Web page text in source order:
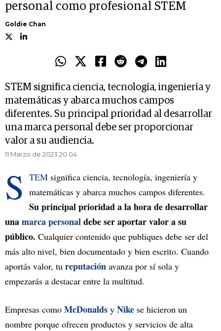
personal como profesional STEM
Goldie Chan
STEM significa ciencia, tecnología, ingeniería y
matemáticas y abarca muchos campos
diferentes. Su principal prioridad al desarrollar
una marca personal debe ser proporcionar
valor a su audiencia.
11 Marzo de 2023 20.04
S TEM significa ciencia, tecnología, ingeniería y
matemáticas y abarca muchos campos diferentes.
Su principal prioridad a la hora de desarrollar
unamarca personaldebe ser aportar valor a su
público. Cualquier contenido que publiques debe ser del
más alto nivel, bien documentado y bien escrito. Cuando
aportás valor, tu reputación avanza por sí sola y
empezarás a destacar entre la multitud.
Empresas como McDonalds y Nike se hicieron un
nombre porque ofrecen productos y servicios de alta